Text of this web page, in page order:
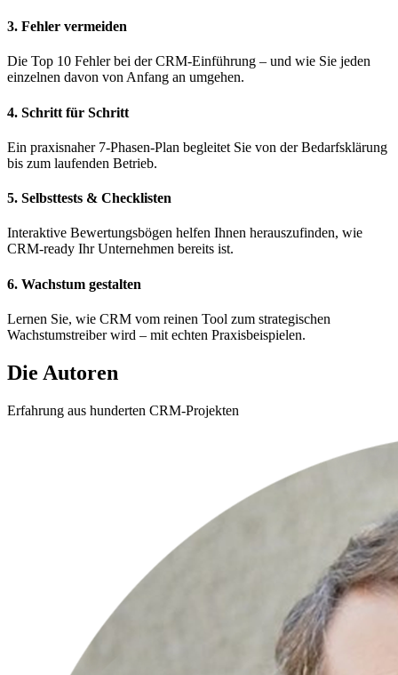
3. Fehler vermeiden
Die Top 10 Fehler bei der CRM-Einführung – und wie Sie jeden
einzelnen davon von Anfang an umgehen.
4. Schritt für Schritt
Ein praxisnaher 7-Phasen-Plan begleitet Sie von der Bedarfsklärung
bis zum laufenden Betrieb.
5. Selbsttests & Checklisten
Interaktive Bewertungsbögen helfen Ihnen herauszufinden, wie
CRM-ready Ihr Unternehmen bereits ist.
6. Wachstum gestalten
Lernen Sie, wie CRM vom reinen Tool zum strategischen
Wachstumstreiber wird – mit echten Praxisbeispielen.
Die Autoren
Erfahrung aus hunderten CRM-Projekten